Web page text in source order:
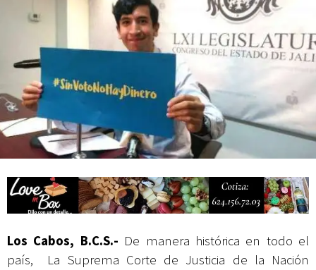
actividades de acceso libre
Los Cabos, B.C.S.- De manera histórica en todo el
país, La Suprema Corte de Justicia de la Nación